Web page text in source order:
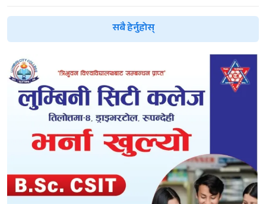
सबै हेर्नुहोस्